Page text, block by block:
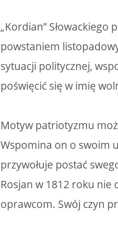
„Kordian” Słowackiego
powstaniem
sytuacji politycznej,
poświęcić się w imię
Motyw patriotyzmu
Wspomina on o swoim
przywołuje postać
Rosjan w 1812 roku nie
oprawcom. Swój czyn